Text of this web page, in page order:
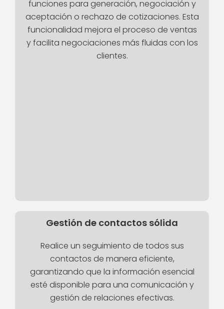
funciones para generación, negociación y
aceptación o rechazo de cotizaciones. Esta
funcionalidad mejora el proceso de ventas
y facilita negociaciones más fluidas con los
clientes.
Gestión de contactos sólida
Realice un seguimiento de todos sus
contactos de manera eficiente,
garantizando que la información esencial
esté disponible para una comunicación y
gestión de relaciones efectivas.